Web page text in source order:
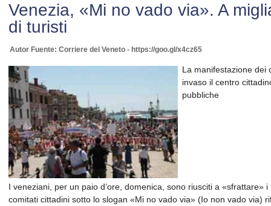
Venezia, «Mi no vado via». A
di turisti
Autor Fuente: Corriere del Veneto - https://goo.gl/x4cz65
La manifestazione dei
invaso il centro
pubbliche
I veneziani, per un paio d’ore, domenica, sono riusciti a «sfrattare»
comitati cittadini sotto lo slogan «Mi no vado via» (Io non vado via)